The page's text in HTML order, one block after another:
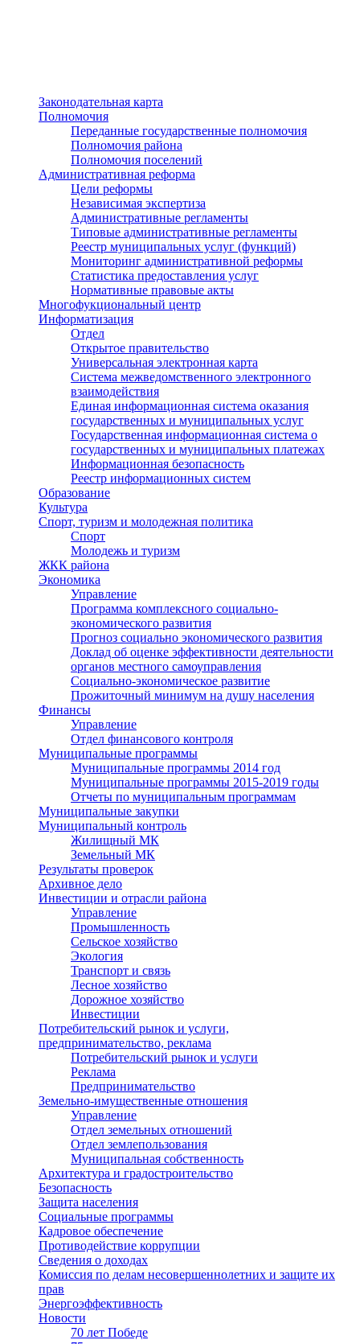
Законодательная карта
Полномочия
Переданные государственные полномочия
Полномочия района
Полномочия поселений
Административная реформа
Цели реформы
Независимая экспертиза
Административные регламенты
Типовые административные регламенты
Реестр муниципальных услуг (функций)
Мониторинг административной реформы
Статистика предоставления услуг
Нормативные правовые акты
Многофукциональный центр
Информатизация
Отдел
Открытое правительство
Универсальная электронная карта
Система межведомственного электронного
взаимодействия
Единая информационная система оказания
государственных и муниципальных услуг
Государственная информационная система о
государственных и муниципальных платежах
Информационная безопасность
Реестр информационных систем
Образование
Культура
Спорт, туризм и молодежная политика
Спорт
Молодежь и туризм
ЖКК района
Экономика
Управление
Программа комплексного социально-
экономического развития
Прогноз социально экономического развития
Доклад об оценке эффективности деятельности
органов местного самоуправления
Социально-экономическое развитие
Прожиточный минимум на душу населения
Финансы
Управление
Отдел финансового контроля
Муниципальные программы
Муниципальные программы 2014 год
Муниципальные программы 2015-2019 годы
Отчеты по муниципальным программам
Муниципальные закупки
Муниципальный контроль
Жилищный МК
Земельный МК
Результаты проверок
Архивное дело
Инвестиции и отрасли района
Управление
Промышленность
Сельское хозяйство
Экология
Транспорт и связь
Лесное хозяйство
Дорожное хозяйство
Инвестиции
Потребительский рынок и услуги,
предпринимательство, реклама
Потребительский рынок и услуги
Реклама
Предпринимательство
Земельно-имущественные отношения
Управление
Отдел земельных отношений
Отдел землепользования
Муниципальная собственность
Архитектура и градостроительство
Безопасность
Защита населения
Социальные программы
Кадровое обеспечение
Противодействие коррупции
Сведения о доходах
Комиссия по делам несовершеннолетних и защите их
прав
Энергоэффективность
Новости
70 лет Победе